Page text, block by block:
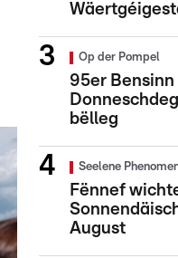
Op der Pompel
95er
bëlleg
Seelene
Fënnef
August